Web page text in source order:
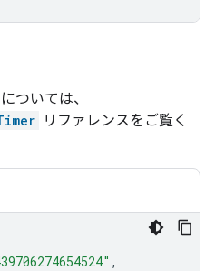
ついては、
リファレンスをご覧く
,